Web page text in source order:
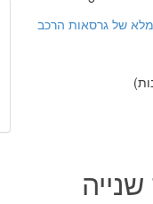
של גרסאות הרכב